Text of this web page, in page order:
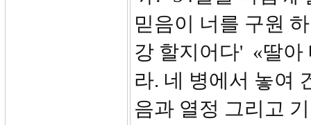
믿음이 너를 구원
강 할지어다' «딸아
라. 네 병에서 놓여
음과 열정 그리고